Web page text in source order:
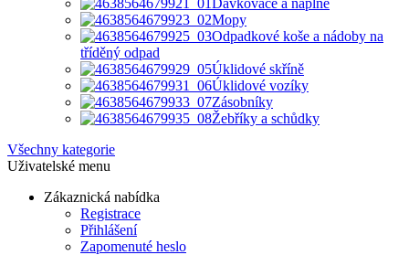
Dávkovače a náplně
Mopy
Odpadkové koše a nádoby na
tříděný odpad
Úklidové skříně
Úklidové vozíky
Zásobníky
Žebříky a schůdky
Všechny kategorie
Uživatelské menu
Zákaznická nabídka
Registrace
Přihlášení
Zapomenuté heslo